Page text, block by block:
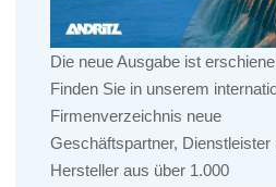
Die neue Ausgabe ist
Finden Sie in unserem
Firmenverzeichnis neue
Geschäftspartner, Dienstleister
Hersteller aus über 1.000